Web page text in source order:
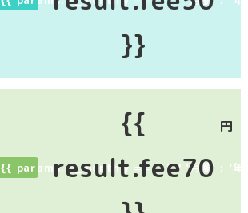
}}
{{ params.is_monthly == '1' ? '月額' : '年
{{
result.fee70
円